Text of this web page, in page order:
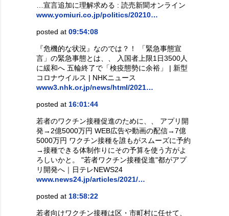
…宣言追加に理解求める : 読売新聞オンライン
www.yomiuri.co.jp/politics/20210…
posted at 09:54:08
『危機的な状況』なのでは？！ 「緊急事態宣
言」の緊急事態とは、、 入国者上限1日3500人
に緩和へ 五輪終了で「検疫態勢に余裕」 | 新型
コロナウイルス | NHKニュース
www3.nhk.or.jp/news/html/2021…
posted at 16:01:44
若者のワクチン接種促進のために、、 アプリ開
発→2億5000万円 WEB広告や動画の配信→7億
5000万円 ワクチン接種を誰もがスムーズに予約
→接種できる体制作りにその予算を使う方がよ
ろしいかと。 "若者ワクチン接種促進"都がアプ
リ開発へ｜日テレNEWS24
www.news24.jp/articles/2021/…
posted at 18:58:22
若者向けワクチン接種は区・市町村に任せて、